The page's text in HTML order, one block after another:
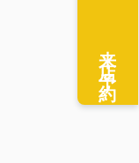
来店予約